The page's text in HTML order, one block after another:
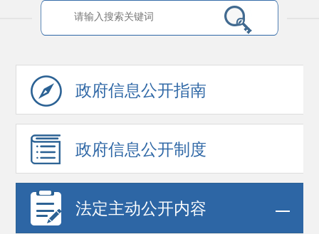
政府信息公开指南
政府信息公开制度
法定主动公开内容